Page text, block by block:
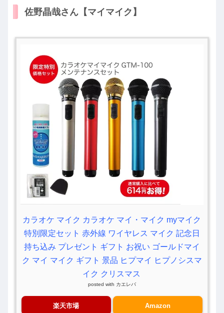
佐野晶哉さん【マイマイク】
カラオケ マイク カラオケ マイ・マイク myマイク
特別限定セット 赤外線 ワイヤレス マイク 記念日
持ち込み プレゼント ギフト お祝い ゴールドマイ
ク マイ マイク ギフト 景品 ヒプマイ ヒプノシスマ
イク クリスマス
posted with カエレバ
楽天市場 Amazon